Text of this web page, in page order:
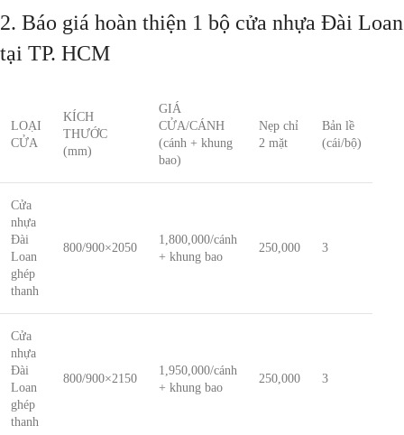
2. Báo giá hoàn thiện 1 bộ cửa nhựa Đài Loan
tại TP. HCM
LOẠI
CỬA
KÍCH
THƯỚC
(mm)
GIÁ
CỬA/CÁNH
(cánh + khung
bao)
Nẹp chỉ
2 mặt
Bản lề
(cái/bộ)
Cửa
nhựa
Đài
Loan
ghép
thanh
800/900×2050
1,800,000/cánh
+ khung bao
250,000 3
Cửa
nhựa
Đài
Loan
ghép
thanh
800/900×2150
1,950,000/cánh
+ khung bao
250,000 3